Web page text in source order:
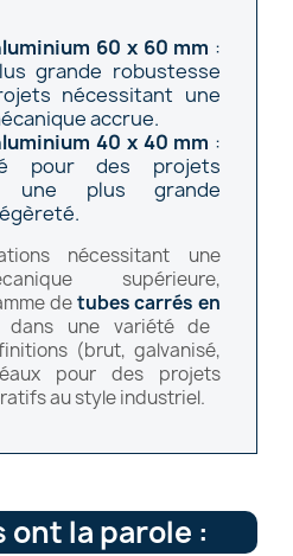
60 x 60 mm :
grande robustesse
nécessitant une
accrue.
40 x 40 mm :
pour des projets
une plus grande
nécessitant une
supérieure,
detubescarrés en
dans une variété de
(brut, galvanisé,
pour des projets
au style industriel.
ont la parole :